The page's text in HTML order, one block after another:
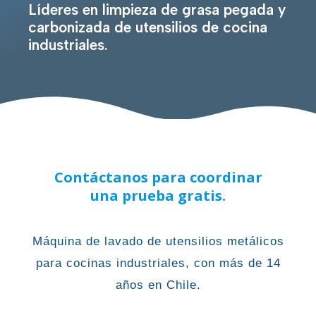
Líderes en limpieza de grasa pegada y
carbonizada de utensilios de cocina
industriales.
Contáctanos para coordinar
una prueba gratis.
Máquina de lavado de utensilios metálicos
para cocinas industriales, con más de 14
años en Chile.